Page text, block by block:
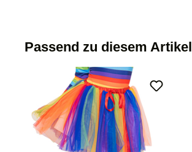
Passend zu diesem Artikel